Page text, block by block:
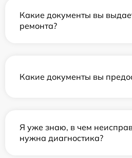
Какие документы вы
ремонта?
Какие документы вы
Я уже знаю, в чем
нужна диагностика?